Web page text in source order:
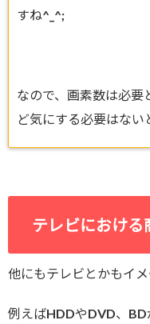
すね^_^;
なので、画素数は必要
ど気にする必要はない
テレビにおける
他にもテレビとかもイメ
例えばHDDやDVD、